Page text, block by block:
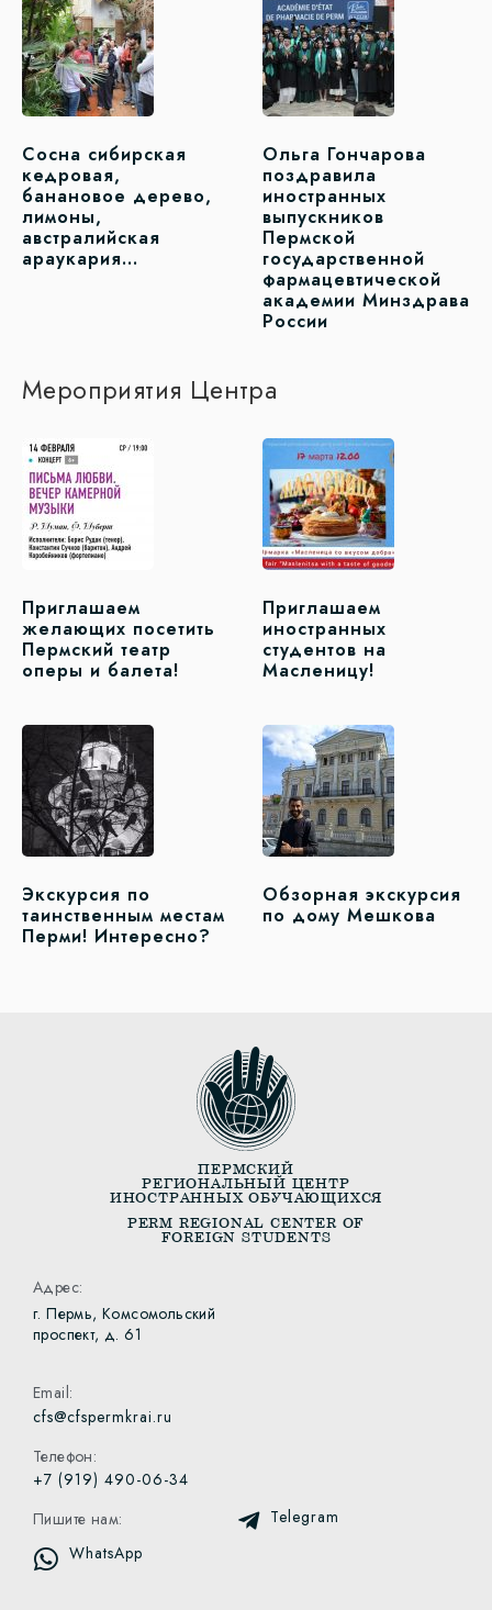
Сосна сибирская
кедровая,
банановое дерево,
лимоны,
австралийская
араукария…
Ольга Гончарова
поздравила
иностранных
выпускников
Пермской
государственной
фармацевтической
академии Минздрава
России
Мероприятия Центра
Приглашаем
желающих посетить
Пермский театр
оперы и балета!
Приглашаем
иностранных
студентов на
Масленицу!
Экскурсия по
таинственным местам
Перми! Интересно?
Обзорная экскурсия
по дому Мешкова
ПЕРМСКИЙ
РЕГИОНАЛЬНЫЙ ЦЕНТР
ИНОСТРАННЫХ ОБУЧАЮЩИХСЯ
PERM REGIONAL CENTER OF
FOREIGN STUDENTS
Адрес:
г. Пермь, Комсомольский
проспект, д. 61
Email:
cfs@cfspermkrai.ru
Телефон:
+7 (919) 490-06-34
Пишите нам:
Telegram
WhatsApp